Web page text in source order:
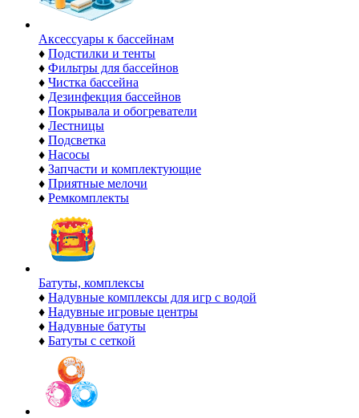
Аксессуары к бассейнам
♦ Подстилки и тенты
♦ Фильтры для бассейнов
♦ Чистка бассейна
♦ Дезинфекция бассейнов
♦ Покрывала и обогреватели
♦ Лестницы
♦ Подсветка
♦ Насосы
♦ Запчасти и комплектующие
♦ Приятные мелочи
♦ Ремкомплекты
Батуты, комплексы
♦ Надувные комплексы для игр с водой
♦ Надувные игровые центры
♦ Надувные батуты
♦ Батуты с сеткой